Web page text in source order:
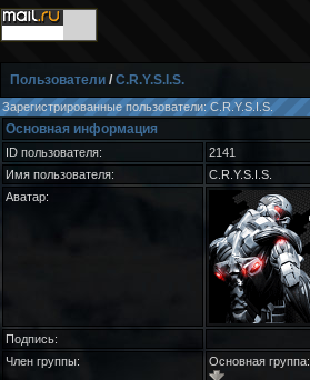
Пользователи /C.R.Y.S.I.S.
Зарегистрированные пользователи: C.R.Y.S.I.S.
Основная информация
ID пользователя:
2141
Имя пользователя:
C.R.Y.S.I.S.
Аватар:
Подпись:
Член группы:
Основная группа: